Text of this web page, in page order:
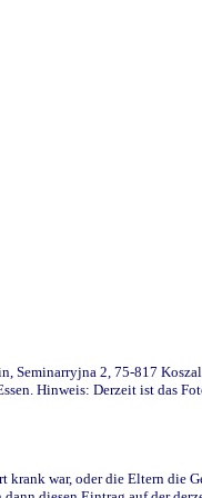
2, 75-817
Hinweis: Derzeit ist das
war, oder die Eltern die